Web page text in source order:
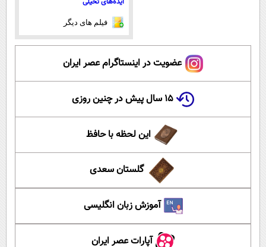
فیلم های دیگر
عضویت در اینستاگرام عصر ایران
۱۵ سال پیش در چنین روزی
این لحظه با حافظ
گلستان سعدی
آموزش زبان انگلیسی
آپارات عصر ایران